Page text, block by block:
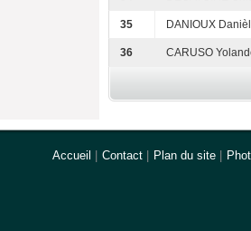
35 DANIOUX
36 CARUSO
Accueil Contact Plan du site